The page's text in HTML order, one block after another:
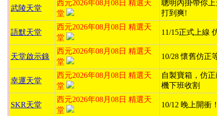
武陵天堂
西元2026年08月08日 精選天
堂
聰明內掛帶你
打到爽!
語默天堂
西元2026年08月08日 精選天
堂
11/15正式上線
天堂啟示錄
西元2026年08月08日 精選天
堂
10/28 懷舊仿正
幸運天堂
西元2026年08月08日 精選天
堂
自製寶箱，仿
機下班收割
SKR天堂
西元2026年08月08日 精選天
堂
10/12 晚上開衝